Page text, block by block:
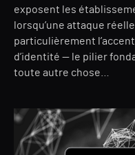
exposent les
lorsqu’une attaque
particulièrement
d’identité — le pilier
toute autre chose…